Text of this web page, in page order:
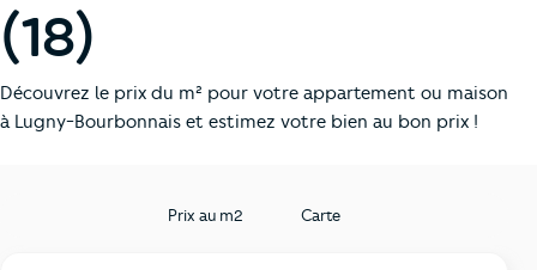
(18)
Découvrez le prix du m² pour votre appartement ou maison
à Lugny-Bourbonnais et estimez votre bien au bon prix !
Prix au m2 Carte